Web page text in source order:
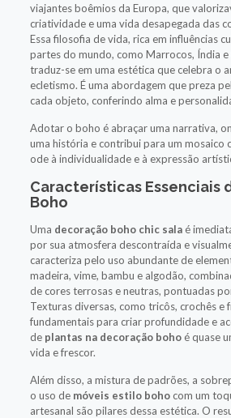
viajantes boêmios da Europa, que
criatividade e uma vida desapegada das
Essa filosofia de vida, rica em influências
partes do mundo, como Marrocos, Índia
traduz-se em uma estética que celebra o
ecletismo. É uma abordagem que preza
cada objeto, conferindo alma e
Adotar o boho é abraçar uma narrativa,
uma história e contribui para um mosaico
ode à individualidade e à expressão
Características Essenciais
Boho
Uma decoração boho chic salaé
por sua atmosfera descontraída e
caracteriza pelo uso abundante de
madeira, vime, bambu e algodão,
de cores terrosas e neutras, pontuadas
Texturas diversas, como tricôs, crochês e
fundamentais para criar profundidade e
de plantas na decoração bohoé quase
vida e frescor.
Além disso, a mistura de padrões, a
o uso de móveis estilo bohocom um
artesanal são pilares dessa estética. O